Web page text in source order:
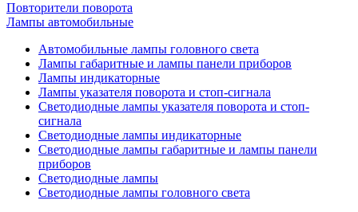
Повторители поворота
Лампы автомобильные
Автомобильные лампы головного света
Лампы габаритные и лампы панели приборов
Лампы индикаторные
Лампы указателя поворота и стоп-сигнала
Светодиодные лампы указателя поворота и стоп-
сигнала
Светодиодные лампы индикаторные
Светодиодные лампы габаритные и лампы панели
приборов
Светодиодные лампы
Светодиодные лампы головного света